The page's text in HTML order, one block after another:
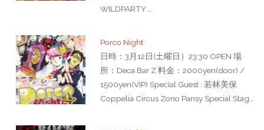
WILDPARTY …
Porco Night
日時：3月12日(土曜日）23:30 OPEN 場
所：Deca Bar Z 料金：2000yen(door) /
1500yen(VIP) Special Guest : 若林美保
Coppelia Circus Zono Pansy Special Stag…